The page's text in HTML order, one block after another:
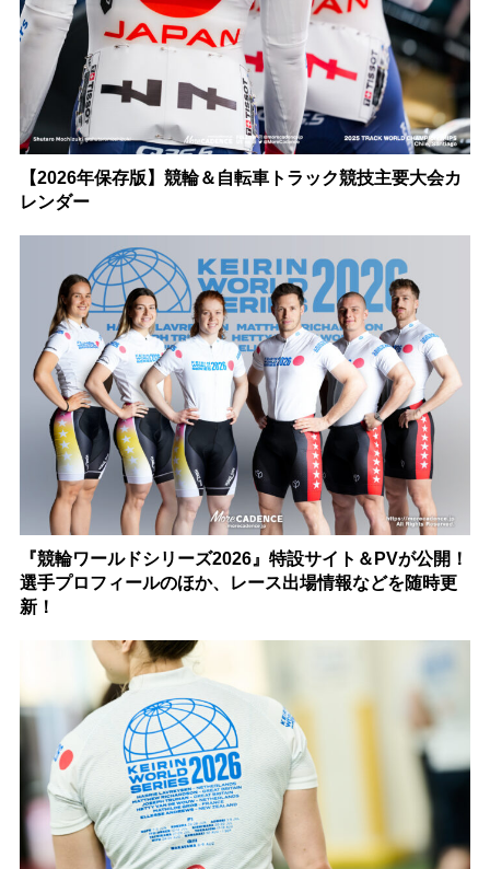
【2026年保存版】競輪＆自転車トラック競技主要大会カ
レンダー
『競輪ワールドシリーズ2026』特設サイト＆PVが公開！
選手プロフィールのほか、レース出場情報などを随時更
新！